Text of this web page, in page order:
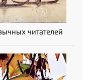
читателей